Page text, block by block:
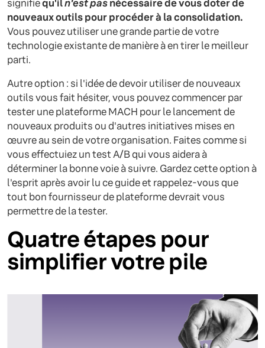
signifiequ'iln'est pasnécessaire de vous doter de
nouveaux outils pour procéder à la consolidation.
Vous pouvez utiliser une grande partie de votre
technologie existante de manière à en tirer le meilleur
parti.
Autre option : si l'idée de devoir utiliser de nouveaux
outils vous fait hésiter, vous pouvez commencer par
tester une plateforme MACH pour le lancement de
nouveaux produits ou d'autres initiatives mises en
œuvre au sein de votre organisation. Faites comme si
vous effectuiez un test A/B qui vous aidera à
déterminer la bonne voie à suivre. Gardez cette option à
l'esprit après avoir lu ce guide et rappelez-vous que
tout bon fournisseur de plateforme devrait vous
permettre de la tester.
Quatre étapes pour
simplifier votre pile